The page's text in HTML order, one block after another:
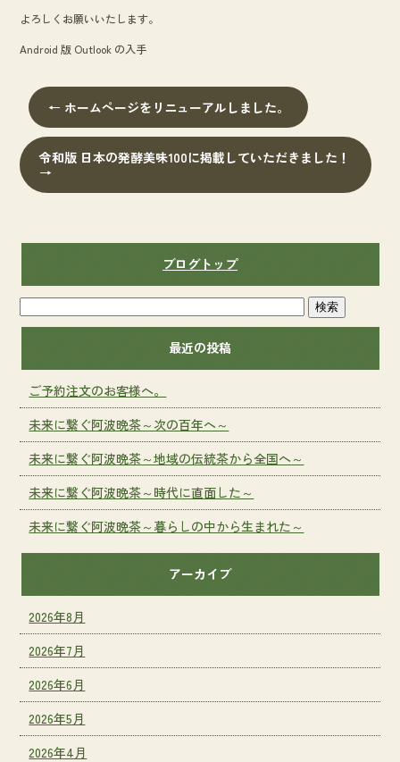
よろしくお願いいたします。
Android 版 Outlook の入手
← ホームページをリニューアルしました。
令和版 日本の発酵美味100に掲載していただきました！
→
ブログトップ
最近の投稿
ご予約注文のお客様へ。
未来に繋ぐ阿波晩茶～次の百年へ～
未来に繋ぐ阿波晩茶～地域の伝統茶から全国へ～
未来に繋ぐ阿波晩茶～時代に直面した～
未来に繋ぐ阿波晩茶～暮らしの中から生まれた～
アーカイブ
2026年8月
2026年7月
2026年6月
2026年5月
2026年4月